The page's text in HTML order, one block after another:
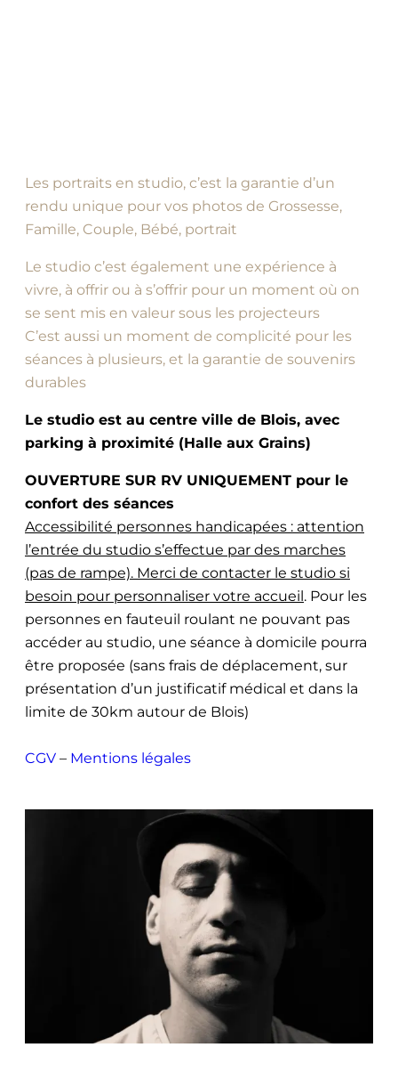
Les portraits en studio, c’est la garantie d’un
rendu unique pour vos photos de Grossesse,
Famille, Couple, Bébé, portrait
Le studio c’est également une expérience à
vivre, à offrir ou à s’offrir pour un moment où on
se sent mis en valeur sous les projecteurs
C’est aussi un moment de complicité pour les
séances à plusieurs, et la garantie de souvenirs
durables
Le studio est au centre ville de Blois, avec
parking à proximité (Halle aux Grains)
OUVERTURE SUR RV UNIQUEMENT pour le
confort des séances
Accessibilité personnes handicapées : attention
l’entrée du studio s’effectue par des marches
(pas de rampe). Merci de contacter le studio si
besoin pour personnaliser votre accueil. Pour les
personnes en fauteuil roulant ne pouvant pas
accéder au studio, une séance à domicile pourra
être proposée (sans frais de déplacement, sur
présentation d’un justificatif médical et dans la
limite de 30km autour de Blois)
CGV – Mentions légales